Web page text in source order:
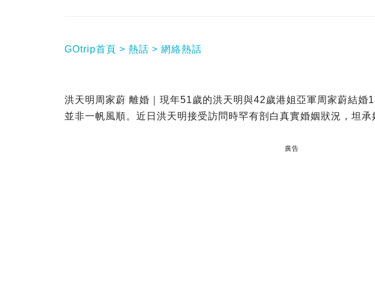
GOtrip首頁 熱話 網絡熱話
洪天明周家蔚 離婚｜現年51歲的洪天明與42歲港姐亞軍周家蔚結婚
並非一帆風順。近日洪天明接受訪問時罕有剖白真實婚姻狀況，坦承
廣告